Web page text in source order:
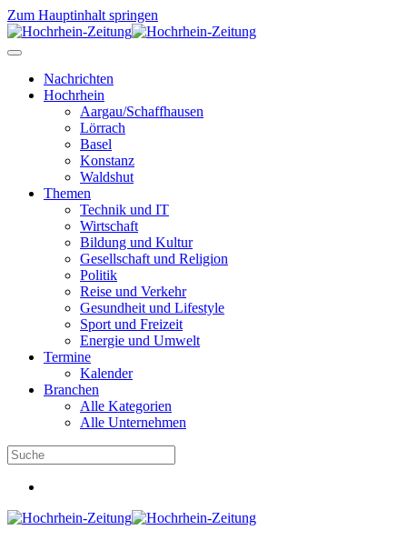
Zum Hauptinhalt springen
Nachrichten
Hochrhein
Aargau/Schaffhausen
Lörrach
Basel
Konstanz
Waldshut
Themen
Technik und IT
Wirtschaft
Bildung und Kultur
Gesellschaft und Religion
Politik
Reise und Verkehr
Gesundheit und Lifestyle
Sport und Freizeit
Energie und Umwelt
Termine
Kalender
Branchen
Alle Kategorien
Alle Unternehmen